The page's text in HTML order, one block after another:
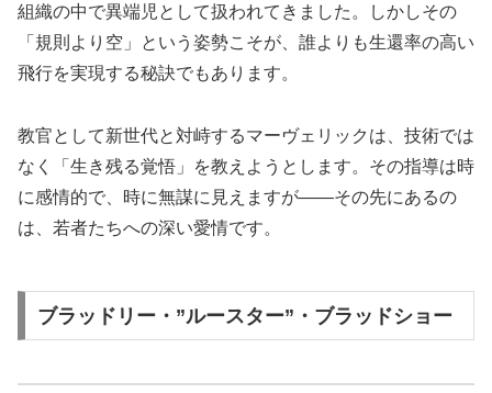
組織の中で異端児として扱われてきました。しかしその
「規則より空」という姿勢こそが、誰よりも生還率の高い
飛行を実現する秘訣でもあります。
教官として新世代と対峙するマーヴェリックは、技術では
なく「生き残る覚悟」を教えようとします。その指導は時
に感情的で、時に無謀に見えますが——その先にあるの
は、若者たちへの深い愛情です。
ブラッドリー・”ルースター”・ブラッドショー